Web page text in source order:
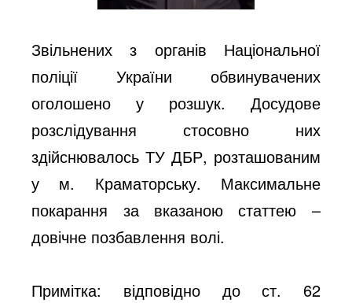
Звільнених з органів Національної
поліції України обвинувачених
оголошено у розшук. Досудове
розслідування стосовно них
здійснювалось ТУ ДБР, розташованим
у м. Краматорську. Максимальне
покарання за вказаною статтею –
довічне позбавлення волі.
Примітка: відповідно до ст. 62